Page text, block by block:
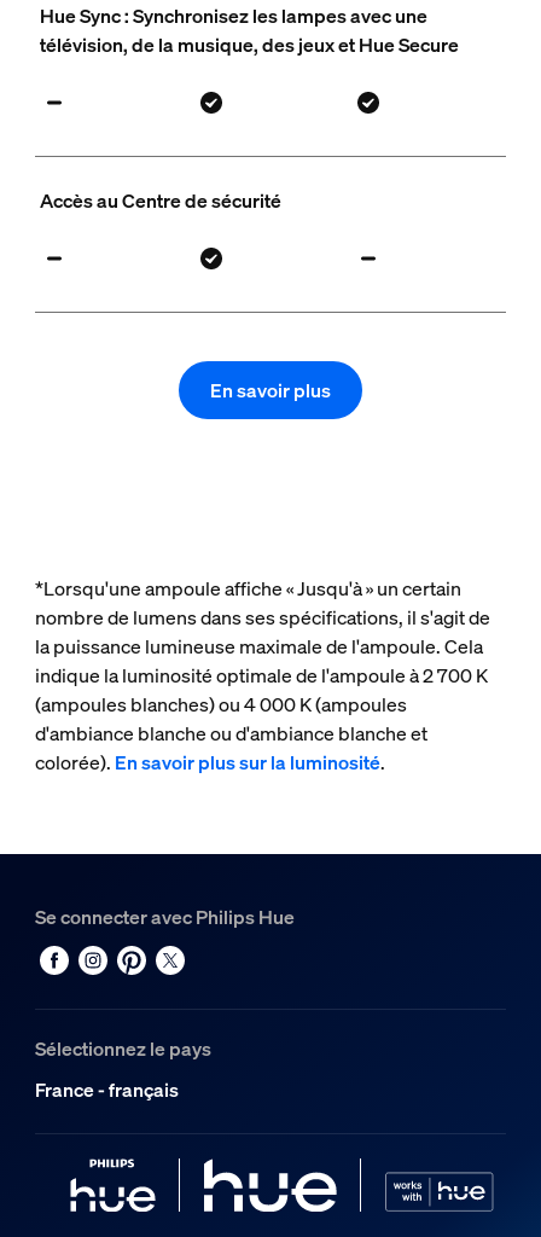
Hue Sync : Synchronisez les lampes avec une
télévision, de la musique, des jeux et Hue Secure
Accès au Centre de sécurité
En savoir plus
*Lorsqu'une ampoule affiche « Jusqu'à » un certain
nombre de lumens dans ses spécifications, il s'agit de
la puissance lumineuse maximale de l'ampoule. Cela
indique la luminosité optimale de l'ampoule à 2 700 K
(ampoules blanches) ou 4 000 K (ampoules
d'ambiance blanche ou d'ambiance blanche et
colorée). En savoir plus sur la luminosité.
Se connecter avec Philips Hue
Sélectionnez le pays
France - français